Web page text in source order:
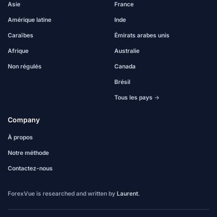
Asie
Amérique latine
Caraïbes
Afrique
Non régulés
France
Inde
Émirats arabes unis
Australie
Canada
Brésil
Tous les pays →
Company
À propos
Notre méthode
Contactez-nous
ForexVue is researched and written by Laurent.